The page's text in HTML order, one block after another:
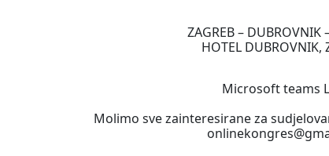
ZAGREB – DUBROVNIK
HOTEL DUBROVNIK,
Microsoft teams
Molimo sve zainteresirane za